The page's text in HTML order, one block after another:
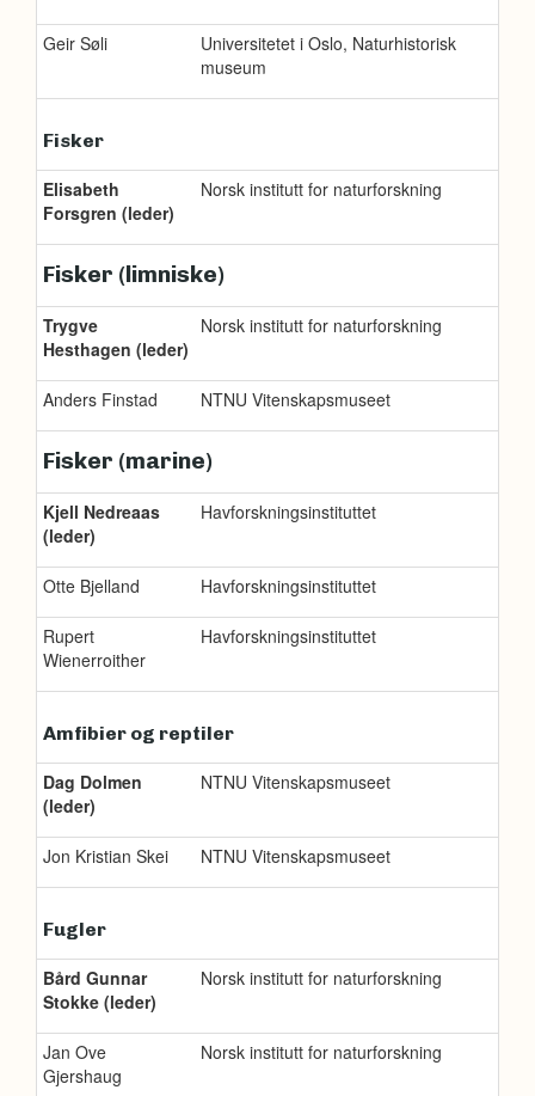
Geir Søli
Universitetet i Oslo, Naturhistorisk
museum
Fisker
Elisabeth
Forsgren (leder)
Norsk institutt for naturforskning
Fisker (limniske)
Trygve
Hesthagen (leder)
Norsk institutt for naturforskning
Anders Finstad NTNU Vitenskapsmuseet
Fisker (marine)
Kjell Nedreaas
(leder)
Havforskningsinstituttet
Otte Bjelland Havforskningsinstituttet
Rupert
Wienerroither
Havforskningsinstituttet
Amfibier og reptiler
Dag Dolmen
(leder)
NTNU Vitenskapsmuseet
Jon Kristian Skei NTNU Vitenskapsmuseet
Fugler
Bård Gunnar
Stokke (leder)
Norsk institutt for naturforskning
Jan Ove
Gjershaug
Norsk institutt for naturforskning